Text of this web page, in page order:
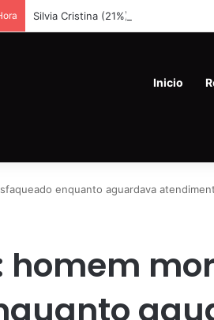
Silvia Cristina (21%) e Dr. Fernando
Inicio
enquanto aguardava
homem